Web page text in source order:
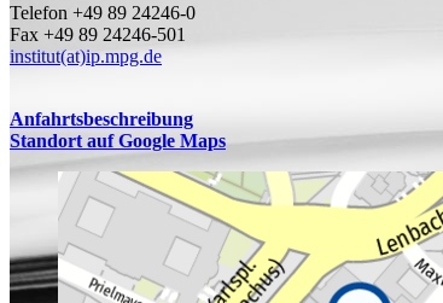
Telefon +49 89 24246-0
Fax +49 89 24246-501
institut(at)ip.mpg.de
Anfahrtsbeschreibung
Standort auf Google Maps